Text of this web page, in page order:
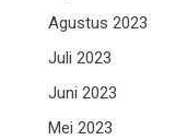
Agustus 2023
Juli 2023
Juni 2023
Mei 2023